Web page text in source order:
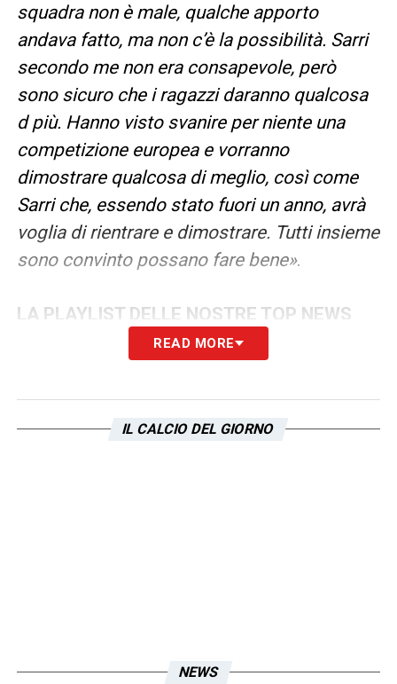
squadra non è male, qualche apporto
andava fatto, ma non c’è la possibilità. Sarri
secondo me non era consapevole, però
sono sicuro che i ragazzi daranno qualcosa
d più. Hanno visto svanire per niente una
competizione europea e vorranno
dimostrare qualcosa di meglio, così come
Sarri che, essendo stato fuori un anno, avrà
voglia di rientrare e dimostrare. Tutti insieme
sono convinto possano fare bene».
LA PLAYLIST DELLE NOSTRE TOP NEWS
READ MORE
IL CALCIO DEL GIORNO
NEWS